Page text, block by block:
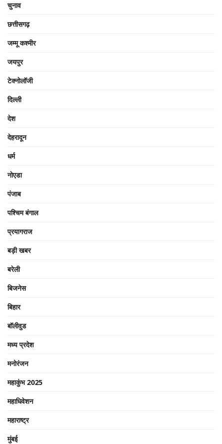
चुनाव
छत्तीसगढ़
जम्मू कश्मीर
जयपुर
टेक्नोलॉजी
दिल्ली
देश
देहरादून
धर्म
नोएडा
पंजाब
पश्चिम बंगाल
प्रयागराज
बड़ी खबर
बरेली
बिजनेस
बिहार
बॉलीवुड
मध्य प्रदेश
मनोरंजन
महाकुंभ 2025
महाधिवेशन
महाराष्ट्र
मुंबई